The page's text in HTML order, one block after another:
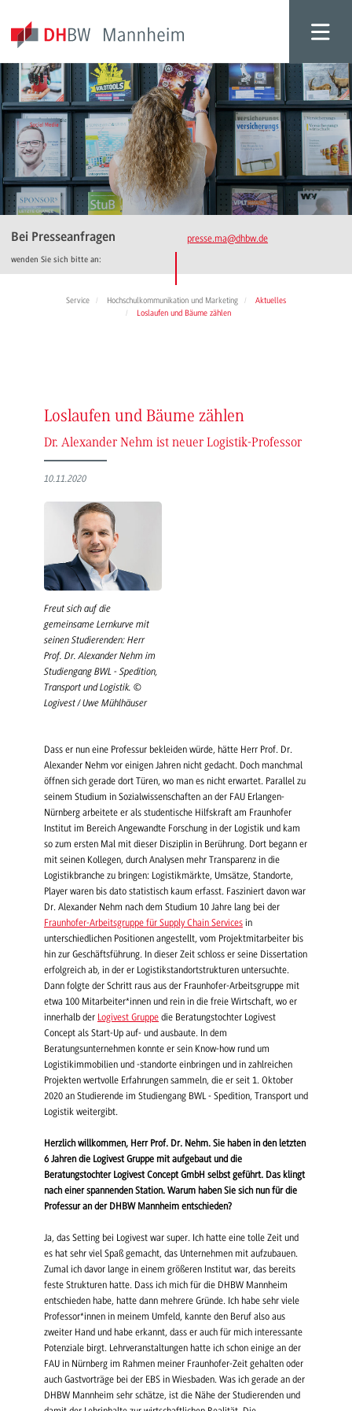
Bei Presseanfragen
wenden Sie sich bitte an:
presse.ma@dhbw.de
Service Hochschulkommunikation und Marketing
Aktuelles
Loslaufen und Bäume zählen
Loslaufen und Bäume zählen
Dr. Alexander Nehm ist neuer Logistik-Professor
10.11.2020
Freut sich auf die
gemeinsame Lernkurve mit
seinen Studierenden: Herr
Prof. Dr. Alexander Nehm im
Studiengang BWL - Spedition,
Transport und Logistik. ©
Logivest / Uwe Mühlhäuser
Dass er nun eine Professur bekleiden würde, hätte Herr Prof. Dr.
Alexander Nehm vor einigen Jahren nicht gedacht. Doch manchmal
öffnen sich gerade dort Türen, wo man es nicht erwartet. Parallel zu
seinem Studium in Sozialwissenschaften an der FAU Erlangen-
Nürnberg arbeitete er als studentische Hilfskraft am Fraunhofer
Institut im Bereich Angewandte Forschung in der Logistik und kam
so zum ersten Mal mit dieser Disziplin in Berührung. Dort begann er
mit seinen Kollegen, durch Analysen mehr Transparenz in die
Logistikbranche zu bringen: Logistikmärkte, Umsätze, Standorte,
Player waren bis dato statistisch kaum erfasst. Fasziniert davon war
Dr. Alexander Nehm nach dem Studium 10 Jahre lang bei der
Fraunhofer-Arbeitsgruppe für Supply Chain Services in
unterschiedlichen Positionen angestellt, vom Projektmitarbeiter bis
hin zur Geschäftsführung. In dieser Zeit schloss er seine Dissertation
erfolgreich ab, in der er Logistikstandortstrukturen untersuchte.
Dann folgte der Schritt raus aus der Fraunhofer-Arbeitsgruppe mit
etwa 100 Mitarbeiter*innen und rein in die freie Wirtschaft, wo er
innerhalb der Logivest Gruppe die Beratungstochter Logivest
Concept als Start-Up auf- und ausbaute. In dem
Beratungsunternehmen konnte er sein Know-how rund um
Logistikimmobilien und -standorte einbringen und in zahlreichen
Projekten wertvolle Erfahrungen sammeln, die er seit 1. Oktober
2020 an Studierende im Studiengang BWL - Spedition, Transport und
Logistik weitergibt.
Herzlich willkommen, Herr Prof. Dr. Nehm. Sie haben in den letzten
6 Jahren die Logivest Gruppe mit aufgebaut und die
Beratungstochter Logivest Concept GmbH selbst geführt. Das klingt
nach einer spannenden Station. Warum haben Sie sich nun für die
Professur an der DHBW Mannheim entschieden?
Ja, das Setting bei Logivest war super. Ich hatte eine tolle Zeit und
es hat sehr viel Spaß gemacht, das Unternehmen mit aufzubauen.
Zumal ich davor lange in einem größeren Institut war, das bereits
feste Strukturen hatte. Dass ich mich für die DHBW Mannheim
entschieden habe, hatte dann mehrere Gründe. Ich habe sehr viele
Professor*innen in meinem Umfeld, kannte den Beruf also aus
zweiter Hand und habe erkannt, dass er auch für mich interessante
Potenziale birgt. Lehrveranstaltungen hatte ich schon einige an der
FAU in Nürnberg im Rahmen meiner Fraunhofer-Zeit gehalten oder
auch Gastvorträge bei der EBS in Wiesbaden. Was ich gerade an der
DHBW Mannheim sehr schätze, ist die Nähe der Studierenden und